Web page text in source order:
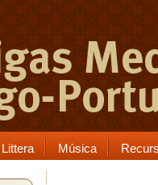
Música